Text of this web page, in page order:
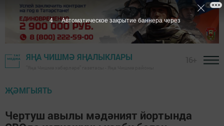
ЯҢА ЧИШМӘ ЯҢАЛЫКЛАРЫ
ҖӘМГЫЯТЬ
Чертуш авылы мәдәният йортында
2 Автоматическое закрытие баннера через